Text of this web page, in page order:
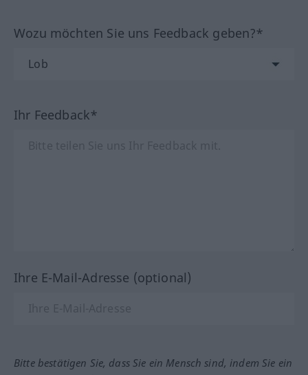
Wozu möchten Sie uns Feedback geben?*
Ihr Feedback*
Ihre E-Mail-Adresse (optional)
Bitte bestätigen Sie, dass Sie ein Mensch sind, indem Sie ein